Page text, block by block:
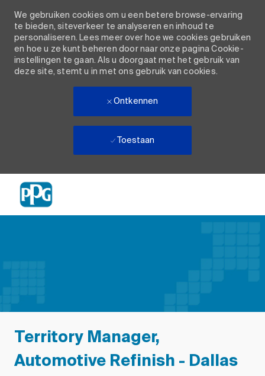
We gebruiken cookies om u een betere browse-ervaring
te bieden, siteverkeer te analyseren en inhoud te
personaliseren. Lees meer over hoe we cookies gebruiken
en hoe u ze kunt beheren door naar onze pagina Cookie-
instellingen te gaan. Als u doorgaat met het gebruik van
deze site, stemt u in met ons gebruik van cookies.
Ontkennen
Toestaan
Territory Manager,
Automotive Refinish - Dallas